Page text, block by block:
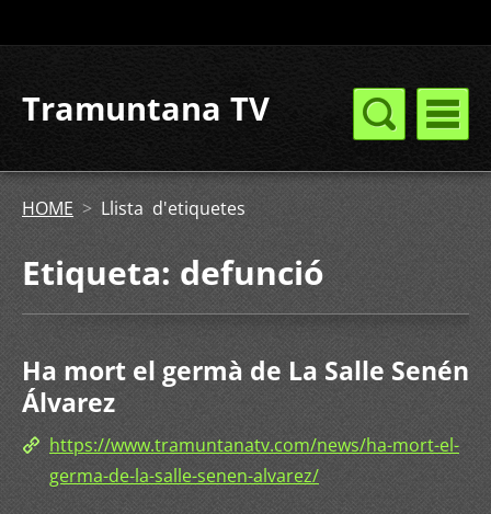
Tramuntana TV
HOME > Llista d'etiquetes
Etiqueta: defunció
Ha mort el germà de La Salle Senén
Álvarez
https://www.tramuntanatv.com/news/ha-mort-el-
germa-de-la-salle-senen-alvarez/